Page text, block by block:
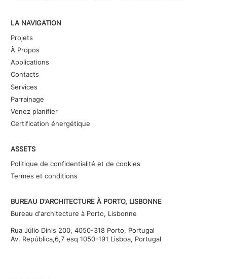
LA NAVIGATION
Projets
À Propos
Applications
Contacts
Services
Parrainage
Venez planifier
Certification énergétique
ASSETS
Politique de confidentialité et de cookies
Termes et conditions
BUREAU D'ARCHITECTURE À PORTO, LISBONNE
Bureau d'architecture à Porto, Lisbonne
Rua Júlio Dinis 200, 4050-318 Porto, Portugal
Av. República,6,7 esq 1050-191 Lisboa, Portugal